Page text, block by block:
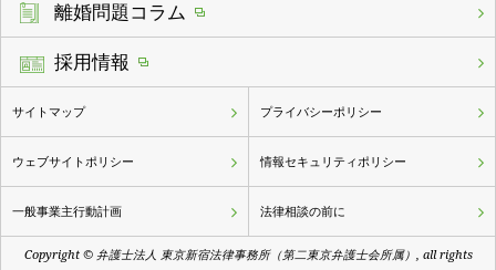
離婚問題コラム
採用情報
サイトマップ プライバシーポリシー
ウェブサイトポリシー 情報セキュリティポリシー
一般事業主行動計画 法律相談の前に
Copyright © 弁護士法人 東京新宿法律事務所（第二東京弁護士会所属）, all rights